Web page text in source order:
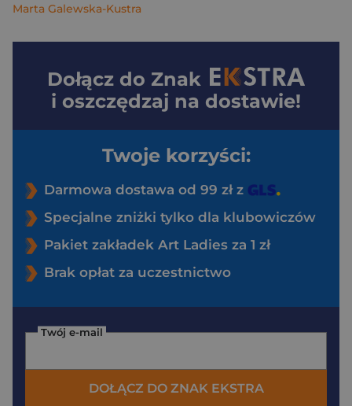
Marta Galewska-Kustra
Dołącz do Znak
i oszczędzaj na dostawie!
Twoje korzyści:
Darmowa dostawa od 99 zł z
Specjalne zniżki tylko dla klubowiczów
Pakiet zakładek Art Ladies za 1 zł
Brak opłat za uczestnictwo
Twój e-mail
DOŁĄCZ DO ZNAK EKSTRA